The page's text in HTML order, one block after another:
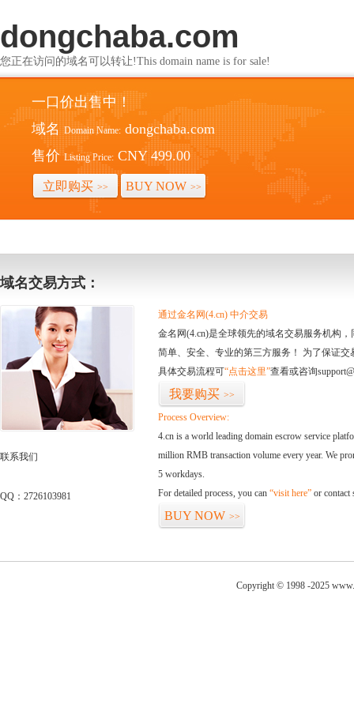
dongchaba.com
您正在访问的域名可以转让!This domain name is for sale!
一口价出售中！
域名 Domain Name: dongchaba.com
售价 Listing Price: CNY 499.00
立即购买 >> BUY NOW >>
域名交易方式：
联系我们
QQ：2726103981
通过金名网(4.cn) 中介交易
金名网(4.cn)是全球领先的域名交易服务机构
简单、安全、专业的第三方服务！ 为了保证
具体交易流程可“点击这里”查看或咨询
我要购买 >>
Process Overview:
4.cn is a world leading domain escrow service
million RMB transaction volume every year. We
5 workdays.
For detailed process, you can “visit here” or contact
BUY NOW >>
Copyright © 1998 -2025